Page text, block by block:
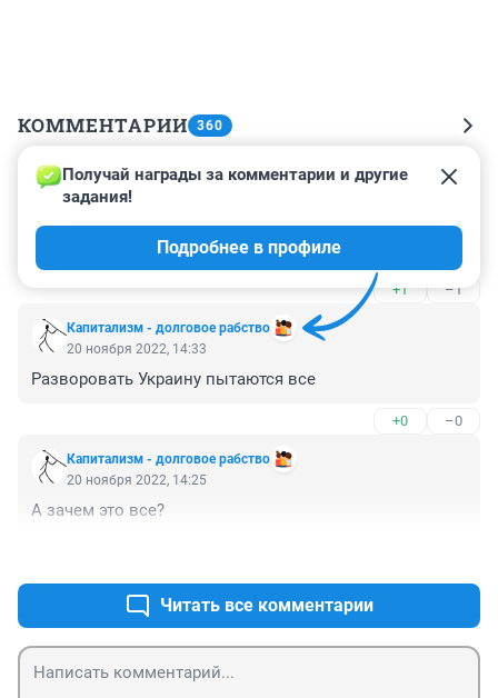
КОММЕНТАРИИ 360
Гость
20 ноября 2022, 17:13
Участников сво НАТО попросило покинуть Украину
+1 –1
Капитализм - долговое рабство
Получай награды за комментарии и другие
задания!
Подробнее в профиле
20 ноября 2022, 14:33
Разворовать Украину пытаются все
+0 –0
Капитализм - долговое рабство
20 ноября 2022, 14:25
А зачем это все?
Читать все комментарии